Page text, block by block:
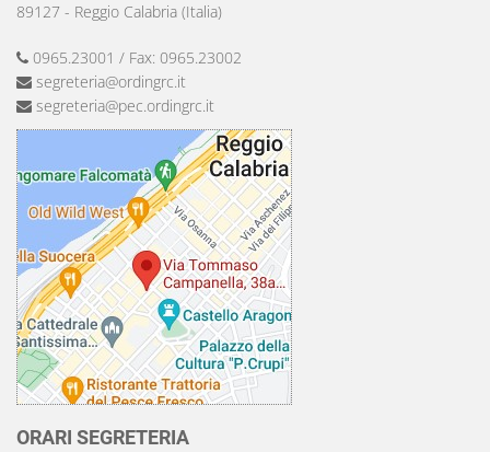
89127 - Reggio Calabria (Italia)
0965.23001 / Fax: 0965.23002
segreteria@ordingrc.it
segreteria@pec.ordingrc.it
ORARI SEGRETERIA